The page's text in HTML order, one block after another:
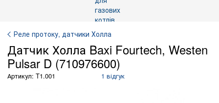
Реле протоку, датчики Холла
Датчик Холла Baxi Fourtech, Westen
Pulsar D (710976600)
Артикул: T1.001 1 відгук